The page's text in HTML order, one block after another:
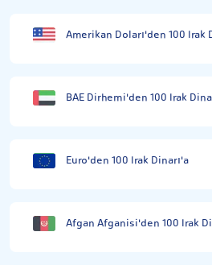
Amerikan Doları'den 100 Irak
BAE Dirhemi'den 100 Irak
Euro'den 100 Irak Dinarı'a
Afgan Afganisi'den 100 Irak